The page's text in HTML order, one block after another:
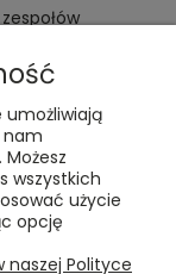
umożliwiają
nam
wszystkich
użycie
opcję
naszej Polityce